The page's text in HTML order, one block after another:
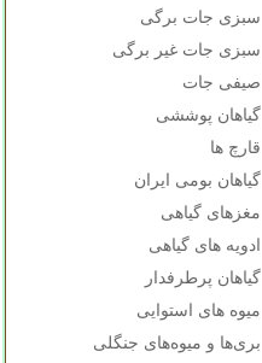
سبزی جات برگی
سبزی جات غیر برگی
صیفی جات
گیاهان پوششی
قارچ ها
گیاهان بومی ایران
مغزهای گیاهی
ادویه های گیاهی
گیاهان پرطرفدار
میوه های استوایی
بری‌ها و میوه‌های جنگلی